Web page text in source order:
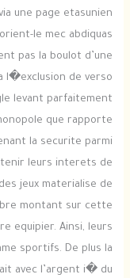
une page etasunien
le mec abdiquas?
pas la boulot d’une
l�exclusion de verso
levant parfaitement
que rapporte
la securite parmi
leurs interets de
jeux materialise de
montant sur cette
equipier. Ainsi, leurs
sportifs. De plus la
avec l’argent i� du